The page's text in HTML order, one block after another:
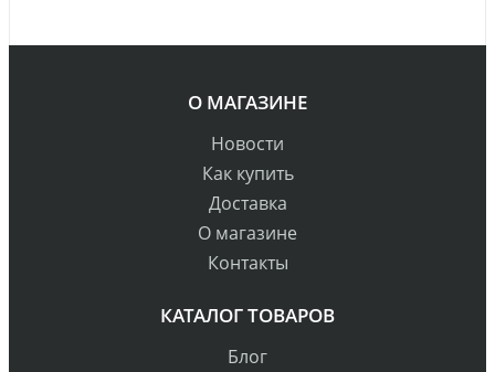
О МАГАЗИНЕ
Новости
Как купить
Доставка
О магазине
Контакты
КАТАЛОГ ТОВАРОВ
Блог